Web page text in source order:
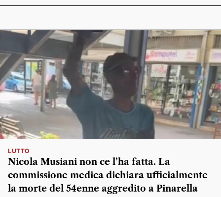
LUTTO
Nicola Musiani non ce l’ha fatta. La
commissione medica dichiara ufficialmente
la morte del 54enne aggredito a Pinarella